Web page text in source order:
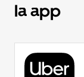
la app